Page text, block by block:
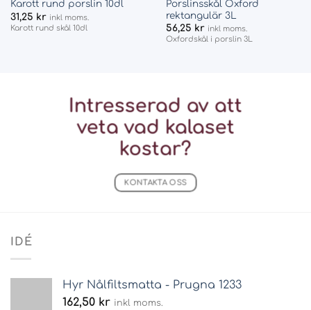
Karott rund porslin 10dl
31,25 kr inkl moms.
Karott rund skål 10dl
Porslinsskål Oxford
rektangulär 3L
56,25 kr inkl moms.
Oxfordskål i porslin 3L
Intresserad av att
veta vad kalaset
kostar?
KONTAKTA OSS
IDÉ
Hyr Nålfiltsmatta - Prugna 1233
162,50 kr inkl moms.